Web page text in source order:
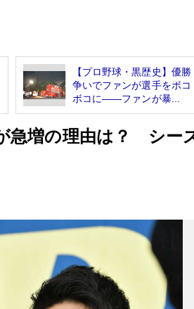
【プロ野球・黒歴史】優勝
争いでファンが選手をボコ
ボコに――ファンが暴...
急増の理由は？ シー